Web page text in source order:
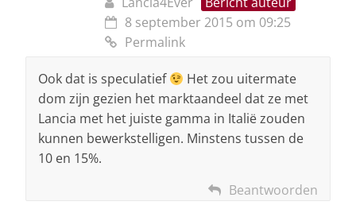
8 september 2015 om 09:25
Permalink
Ook dat is speculatief
Het zou uitermate
dom zijn gezien het marktaandeel dat ze met
Lancia met het juiste gamma in Italië zouden
kunnen bewerkstelligen. Minstens tussen de
10 en 15%.
Beantwoorden